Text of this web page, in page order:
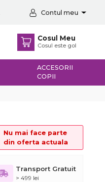
Contul meu
Cosul Meu
Cosul este gol
ACCESORII
COPII
Nu mai face parte
din oferta actuala
Transport Gratuit
> 499 lei